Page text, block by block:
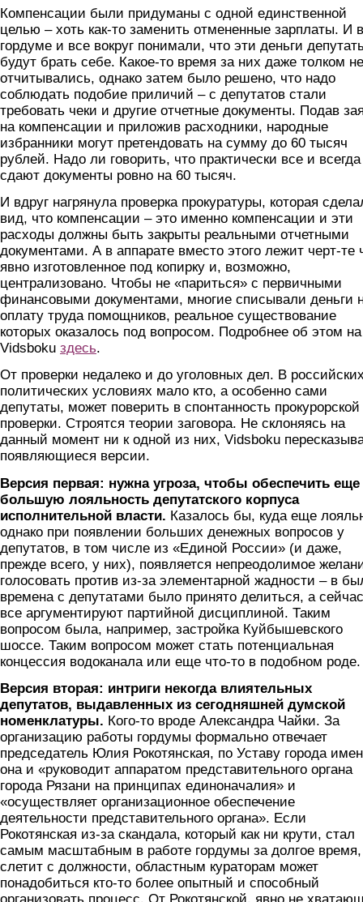
Компенсации были придуманы с одной единственной
целью – хоть как-то заменить отмененные зарплаты. И в
гордуме и все вокруг понимали, что эти деньги
будут брать себе. Какое-то время за них даже толком не
отчитывались, однако затем было решено, что надо
соблюдать подобие приличий – с депутатов стали
требовать чеки и другие отчетные документы. Подав
на компенсации и приложив расходники, народные
избранники могут претендовать на сумму до 60 тысяч
рублей. Надо ли говорить, что практически все и всегда
сдают документы ровно на 60 тысяч.
И вдруг нагрянула проверка прокуратуры, которая
вид, что компенсации – это именно компенсации и эти
расходы должны быть закрыты реальными отчетными
документами. А в аппарате вместо этого лежит черт-те
явно изготовленное под копирку и, возможно,
централизовано. Чтобы не «париться» с первичными
финансовыми документами, многие списывали деньги
оплату труда помощников, реальное существование
которых оказалось под вопросом. Подробнее об этом на
Vidsboku здесь.
От проверки недалеко и до уголовных дел. В
политических условиях мало кто, а особенно сами
депутаты, может поверить в спонтанность прокурорской
проверки. Строятся теории заговора. Не склоняясь на
данный момент ни к одной из них, Vidsboku
появляющиеся версии.
Версия первая: нужна угроза, чтобы обеспечить еще
большую лояльность депутатского корпуса
исполнительной власти. Казалось бы, куда еще
однако при появлении больших денежных вопросов у
депутатов, в том числе из «Единой России» (и даже,
прежде всего, у них), появляется непреодолимое
голосовать против из-за элементарной жадности – в
времена с депутатами было принято делиться, а сейчас
все аргументируют партийной дисциплиной. Таким
вопросом была, например, застройка Куйбышевского
шоссе. Таким вопросом может стать потенциальная
концессия водоканала или еще что-то в подобном роде.
Версия вторая: интриги некогда влиятельных
депутатов, выдавленных из сегодняшней думской
номенклатуры. Кого-то вроде Александра Чайки. За
организацию работы гордумы формально отвечает
председатель Юлия Рокотянская, по Уставу города
она и «руководит аппаратом представительного органа
города Рязани на принципах единоначалия» и
«осуществляет организационное обеспечение
деятельности представительного органа». Если
Рокотянская из-за скандала, который как ни крути, стал
самым масштабным в работе гордумы за долгое время,
слетит с должности, областным кураторам может
понадобиться кто-то более опытный и способный